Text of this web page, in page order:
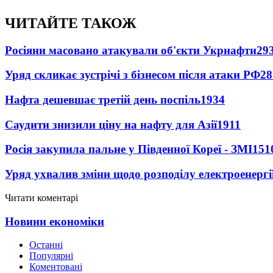
ЧИТАЙТЕ ТАКОЖ
Росіяни масовано атакували об'єкти Укрнафти
Уряд скликає зустрічі з бізнесом після атаки РФ
Нафта дешевшає третій день поспіль1934
Саудити знизили ціну на нафту для Азії1911
Росія закупила пальне у Південної Кореї - ЗМІ
Уряд ухвалив зміни щодо розподілу
Читати коментарі
Новини економіки
Останні
Популярні
Коментовані